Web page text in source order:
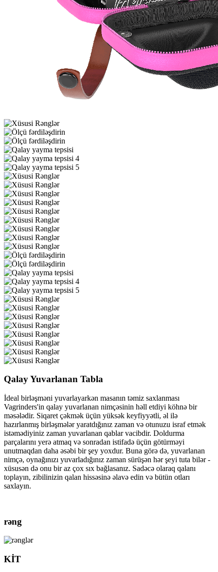
Qalay Yuvarlanan Tabla
İdeal birləşməni yuvarlayarkən masanın təmiz saxlanması
Vagrinders'in qalay yuvarlanan nimçəsinin həll etdiyi köhnə bir
məsələdir. Siqaret çəkmək üçün yüksək keyfiyyətli, əl ilə
hazırlanmış birləşmələr yaratdığınız zaman və otunuzu israf etmək
istəmədiyiniz zaman yuvarlanan qablar vacibdir. Doldurma
parçalarını yerə atmaq və sonradan istifadə üçün götürməyi
unutmaqdan daha əsəbi bir şey yoxdur. Buna görə də, yuvarlanan
nimçə, oynağınızı yuvarladığınız zaman sürüşən hər şeyi tuta bilər -
xüsusən də onu bir az çox sıx bağlasanız. Sadəcə olaraq qalanı
toplayın, zibilinizin qalan hissəsinə əlavə edin və bütün otları
saxlayın.
rəng
KİT